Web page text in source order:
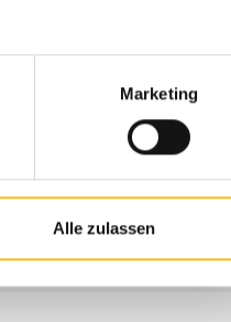
Marketing
Alle zulassen
oder PEEK.